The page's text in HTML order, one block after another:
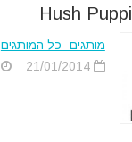
מותגים- כל המותגים
21/01/2014